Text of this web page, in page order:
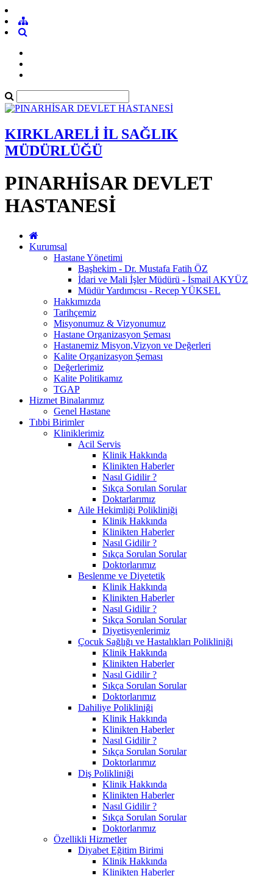
KIRKLARELİ İL SAĞLIK
MÜDÜRLÜĞÜ
PINARHİSAR DEVLET
HASTANESİ
Kurumsal
Hastane Yönetimi
Başhekim - Dr. Mustafa Fatih ÖZ
İdari ve Mali İşler Müdürü - İsmail AKYÜZ
Müdür Yardımcısı - Recep YÜKSEL
Hakkımızda
Tarihçemiz
Misyonumuz & Vizyonumuz
Hastane Organizasyon Şeması
Hastanemiz Misyon,Vizyon ve Değerleri
Kalite Organizasyon Şeması
Değerlerimiz
Kalite Politikamız
TGAP
Hizmet Binalarımız
Genel Hastane
Tıbbi Birimler
Kliniklerimiz
Acil Servis
Klinik Hakkında
Klinikten Haberler
Nasıl Gidilir ?
Sıkça Sorulan Sorular
Doktarlarımız
Aile Hekimliği Polikliniği
Klinik Hakkında
Klinikten Haberler
Nasıl Gidilir ?
Sıkça Sorulan Sorular
Doktorlarımız
Beslenme ve Diyetetik
Klinik Hakkında
Klinikten Haberler
Nasıl Gidilir ?
Sıkça Sorulan Sorular
Diyetisyenlerimiz
Çocuk Sağlığı ve Hastalıkları Polikliniği
Klinik Hakkında
Klinikten Haberler
Nasıl Gidilir ?
Sıkça Sorulan Sorular
Doktorlarımız
Dahiliye Polikliniği
Klinik Hakkında
Klinikten Haberler
Nasıl Gidilir ?
Sıkça Sorulan Sorular
Doktorlarımız
Diş Polikliniği
Klinik Hakkında
Klinikten Haberler
Nasıl Gidilir ?
Sıkça Sorulan Sorular
Doktorlarımız
Özellikli Hizmetler
Diyabet Eğitim Birimi
Klinik Hakkında
Klinikten Haberler